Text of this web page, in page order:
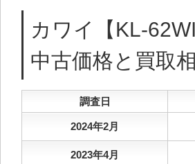
カワイ【KL-
中古価格と買取
調査日
2024年2月
2023年4月